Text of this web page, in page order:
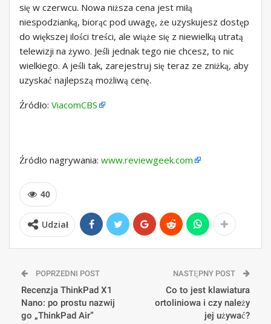
się w czerwcu. Nowa niższa cena jest miłą
niespodzianką, biorąc pod uwagę, że uzyskujesz dostęp
do większej ilości treści, ale wiąże się z niewielką utratą
telewizji na żywo. Jeśli jednak tego nie chcesz, to nic
wielkiego. A jeśli tak, zarejestruj się teraz ze zniżką, aby
uzyskać najlepszą możliwą cenę.
Źródło: ViacomCBS
Źródło nagrywania: www.reviewgeek.com
40
Udział
POPRZEDNI POST
Recenzja ThinkPad X1
Nano: po prostu nazwij
go „ThinkPad Air”
NASTĘPNY POST
Co to jest klawiatura
ortoliniowa i czy należy
jej używać?